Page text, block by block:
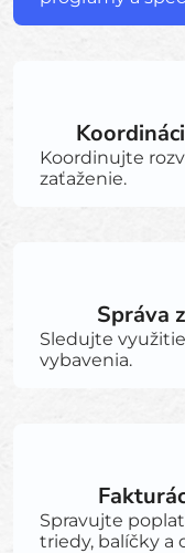
Koordinujte
zaťaženie.
Správa
Sledujte
vybavenia.
Spravujte
triedy, balíčky a